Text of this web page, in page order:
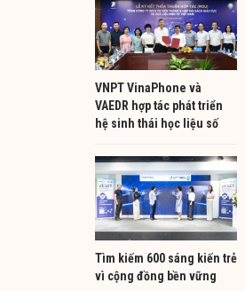
VNPT VinaPhone và
VAEDR hợp tác phát triển
hệ sinh thái học liệu số
Tìm kiếm 600 sáng kiến trẻ
vì cộng đồng bền vững